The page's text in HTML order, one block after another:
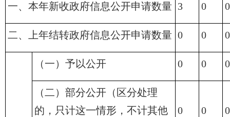
一、本年新收政府信息公开申请数量 3 0 0
二、上年结转政府信息公开申请数量 0 0 0
（一）予以公开 0 0 0
（二）部分公开（区分处理
的，只计这一情形，不计其他
0 0 0